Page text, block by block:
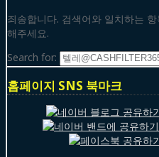
죄송합니다. 검색어와 일치하는
해주세요.
Search for:
홈페이지 SNS 북마크